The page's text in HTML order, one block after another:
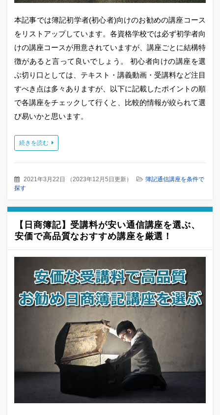
本記事では簿記初学者(初心者)向けのお勧めの講座コース
をリストアップしています。各資格学校では必ず初学者向
けの講座コースが用意されていますが、講座ごとに結構特
徴があると言って良いでしょう。 初心者向けの講座を選
ぶ切り口としては、テキスト・講義動画・受講料など注目
すべき点は多々ありますが、以下に記載したポイントの順
で各講座をチェックして行くと、比較的情報が絞られて選
び易いかと思います。
続きを読む
2021年3月22日 （ 2023年12月5日更新）
簿記通信講座を条件で
探す
【日商簿記】受講料が安い通信講座を選ぶ、
安価で高品質なおすすめ講座を厳選！